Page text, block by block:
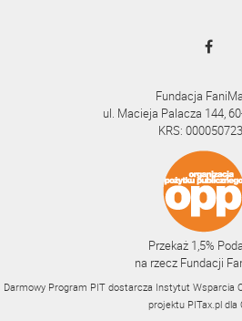
Fundacja
ul. Macieja Palacza 144,
KRS:
Przekaż 1,5%
na rzecz Fundacji
Darmowy Program PIT dostarcza Instytut Wsparcia
projektu PITax.pl dla